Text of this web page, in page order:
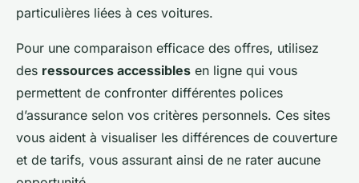
particulières liées à ces voitures.
Pour une comparaison efficace des offres, utilisez
des ressources accessibles en ligne qui vous
permettent de confronter différentes polices
d’assurance selon vos critères personnels. Ces sites
vous aident à visualiser les différences de couverture
et de tarifs, vous assurant ainsi de ne rater aucune